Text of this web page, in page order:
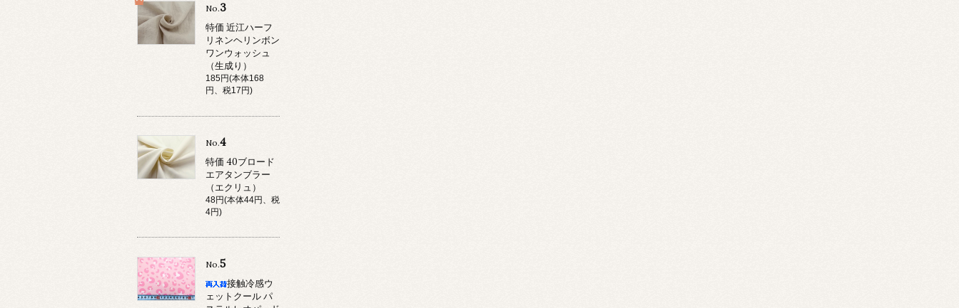
No.3
特価 近江ハーフ
リネンヘリンボン
ワンウォッシュ
（生成り）
185円(本体168
円、税17円)
No.4
特価 40ブロード
エアタンブラー
（エクリュ）
48円(本体44円、税
4円)
No.5
接触冷感ウ
ェットクール パ